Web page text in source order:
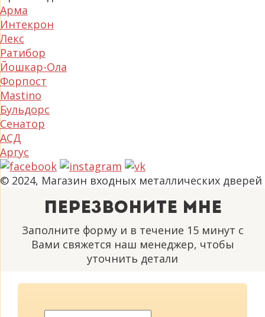
Арма
Интекрон
Лекс
Ратибор
Йошкар-Ола
Форпост
Mastino
Бульдорс
Сенатор
АСД
Аргус
© 2024, Магазин входных металлических дверей
Перезвоните мне
Заполните форму и в течение 15 минут с
Вами свяжется наш менеджер, чтобы
уточнить детали